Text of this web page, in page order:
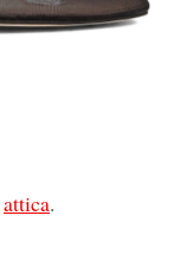
attica.